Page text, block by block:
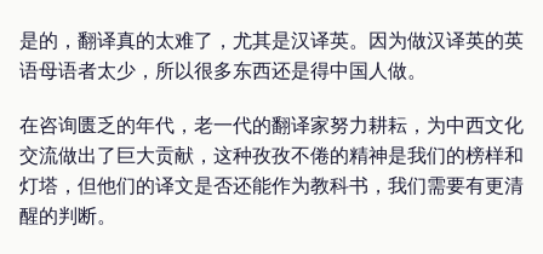
是的，翻译真的太难了，尤其是汉译英。因为做汉译英的英
语母语者太少，所以很多东西还是得中国人做。
在咨询匮乏的年代，老一代的翻译家努力耕耘，为中西文化
交流做出了巨大贡献，这种孜孜不倦的精神是我们的榜样和
灯塔，但他们的译文是否还能作为教科书，我们需要有更清
醒的判断。